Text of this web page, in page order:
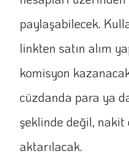
paylaşabilecek.
linkten satın alım
komisyon
cüzdanda para ya
şeklinde değil,
aktarılacak.